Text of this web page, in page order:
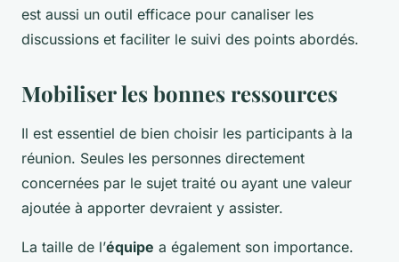
est aussi un outil efficace pour canaliser les
discussions et faciliter le suivi des points abordés.
Mobiliser les bonnes ressources
Il est essentiel de bien choisir les participants à la
réunion. Seules les personnes directement
concernées par le sujet traité ou ayant une valeur
ajoutée à apporter devraient y assister.
La taille de l’équipe a également son importance.